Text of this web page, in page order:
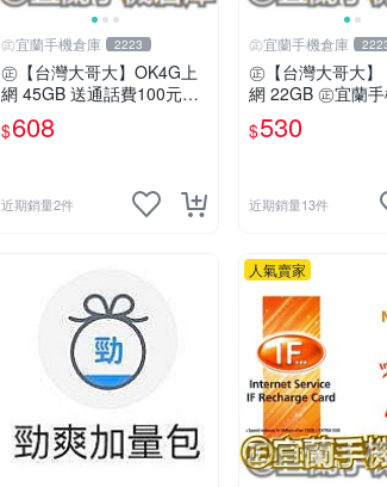
㊣宜蘭手機倉庫 2223
㊣【台灣大哥大】OK4G上
網 45GB 送通話費100元㊣
宜蘭手機倉庫
$608
近期銷量2件
㊣宜蘭手機倉庫
㊣【台灣大哥大
網 22GB ㊣宜蘭
$530
近期銷量13件
人氣賣家